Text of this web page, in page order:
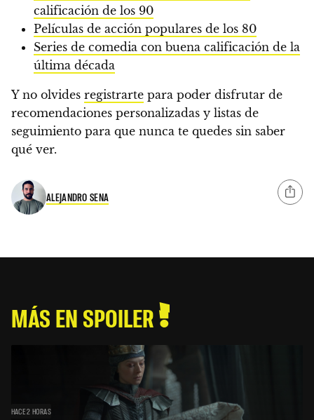
calificación de los 90
Películas de acción populares de los 80
Series de comedia con buena calificación de la
última década
Y no olvides registrarte para poder disfrutar de
recomendaciones personalizadas y listas de
seguimiento para que nunca te quedes sin saber
qué ver.
ALEJANDRO SENA
MÁS EN SPOILER
HACE 2 HORAS